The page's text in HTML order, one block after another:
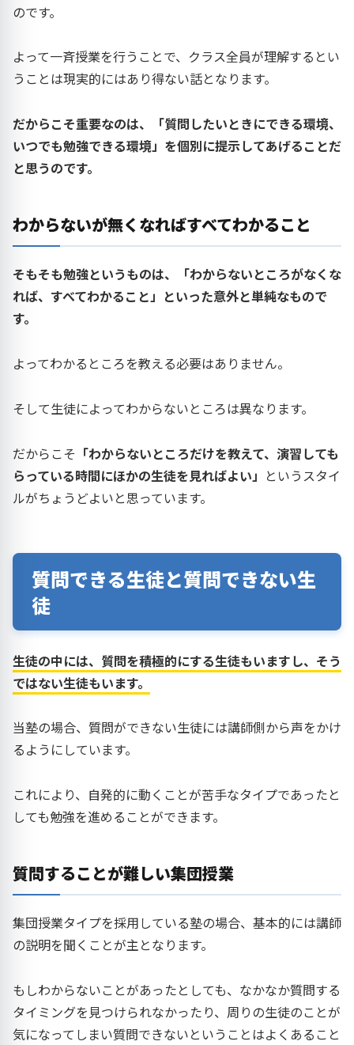
のです。
よって一斉授業を行うことで、クラス全員が理解するとい
うことは現実的にはあり得ない話となります。
だからこそ重要なのは、「質問したいときにできる環境、
いつでも勉強できる環境」を個別に提示してあげることだ
と思うのです。
わからないが無くなればすべてわかること
そもそも勉強というものは、「わからないところがなくな
れば、すべてわかること」といった意外と単純なもので
す。
よってわかるところを教える必要はありません。
そして生徒によってわからないところは異なります。
だからこそ 「わからないところだけを教えて、演習しても
らっている時間にほかの生徒を見ればよい」 というスタイ
ルがちょうどよいと思っています。
質問できる生徒と質問できない生
徒
生徒の中には、質問を積極的にする生徒もいますし、そう
ではない生徒もいます。
当塾の場合、質問ができない生徒には講師側から声をかけ
るようにしています。
これにより、自発的に動くことが苦手なタイプであったと
しても勉強を進めることができます。
質問することが難しい集団授業
集団授業タイプを採用している塾の場合、基本的には講師
の説明を聞くことが主となります。
もしわからないことがあったとしても、なかなか質問する
タイミングを見つけられなかったり、周りの生徒のことが
気になってしまい質問できないということはよくあること